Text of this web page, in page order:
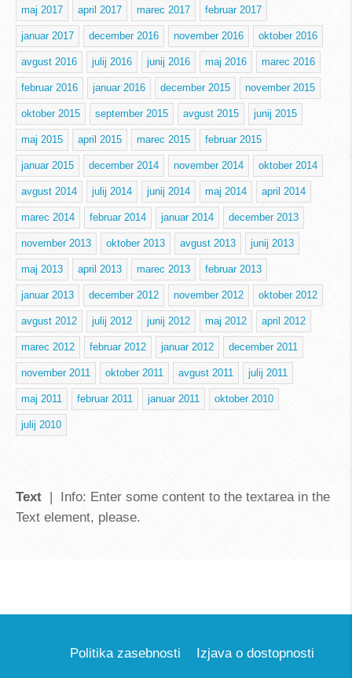
maj 2017 april 2017 marec 2017 februar 2017
januar 2017 december 2016 november 2016 oktober 2016
avgust 2016 julij 2016 junij 2016 maj 2016 marec 2016
februar 2016 januar 2016 december 2015 november 2015
oktober 2015 september 2015 avgust 2015 junij 2015
maj 2015 april 2015 marec 2015 februar 2015
januar 2015 december 2014 november 2014 oktober 2014
avgust 2014 julij 2014 junij 2014 maj 2014 april 2014
marec 2014 februar 2014 januar 2014 december 2013
november 2013 oktober 2013 avgust 2013 junij 2013
maj 2013 april 2013 marec 2013 februar 2013
januar 2013 december 2012 november 2012 oktober 2012
avgust 2012 julij 2012 junij 2012 maj 2012 april 2012
marec 2012 februar 2012 januar 2012 december 2011
november 2011 oktober 2011 avgust 2011 julij 2011
maj 2011 februar 2011 januar 2011 oktober 2010
julij 2010
Text | Info: Enter some content to the textarea in the
Text element, please.
Politika zasebnosti Izjava o dostopnosti